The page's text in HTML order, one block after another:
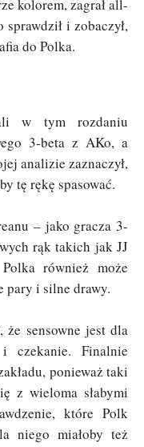
kolorem, zagrał all-
i zobaczył,
do Polka.
w tym rozdaniu
3-beta z AKo, a
analizie zaznaczył,
tę rękę spasować.
– jako gracza 3-
rąk takich jak JJ
również może
pary i silne drawy.
że sensowne jest dla
czekanie. Finalnie
ponieważ taki
z wieloma słabymi
które Polk
niego miałoby też